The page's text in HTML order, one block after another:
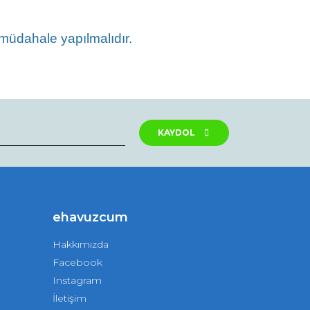
yapılmalıdır.
KAYDOL
ehavuzcum
Hakkımızda
Facebook
Instagram
İletişim